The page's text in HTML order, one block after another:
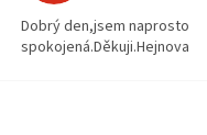
Dobrý den,jsem naprosto
spokojená.Děkuji.Hejnova